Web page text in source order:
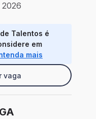
2026
Talentos é
em
mais
vaga